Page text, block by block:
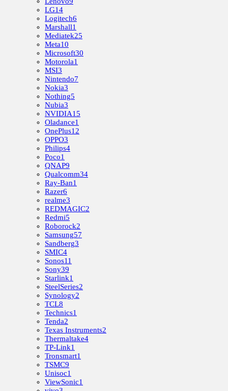
LG14
Logitech6
Marshall1
Mediatek25
Meta10
Microsoft30
Motorola1
MSI3
Nintendo7
Nokia3
Nothing5
Nubia3
NVIDIA15
Oladance1
OnePlus12
OPPO3
Philips4
Poco1
QNAP9
Qualcomm34
Ray-Ban1
Razer6
realme3
REDMAGIC2
Redmi5
Roborock2
Samsung57
Sandberg3
SMIC4
Sonos11
Sony39
Starlink1
SteelSeries2
Synology2
TCL8
Technics1
Tenda2
Texas Instruments2
Thermaltake4
TP-Link1
Tronsmart1
TSMC9
Unisoc1
ViewSonic1